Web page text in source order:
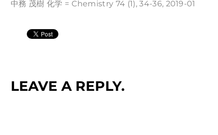
中務 茂樹 化学 = Chemistry 74 (1), 34-36, 2019-01
LEAVE A REPLY.